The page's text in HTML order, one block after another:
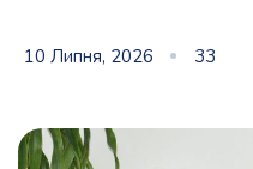
10 Липня, 2026 33